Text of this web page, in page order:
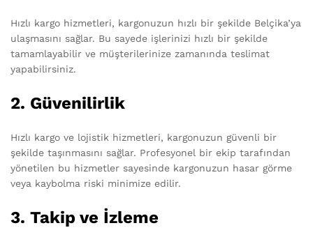
Hızlı kargo hizmetleri, kargonuzun hızlı bir şekilde Belçika’ya
ulaşmasını sağlar. Bu sayede işlerinizi hızlı bir şekilde
tamamlayabilir ve müşterilerinize zamanında teslimat
yapabilirsiniz.
2. Güvenilirlik
Hızlı kargo ve lojistik hizmetleri, kargonuzun güvenli bir
şekilde taşınmasını sağlar. Profesyonel bir ekip tarafından
yönetilen bu hizmetler sayesinde kargonuzun hasar görme
veya kaybolma riski minimize edilir.
3. Takip ve İzleme